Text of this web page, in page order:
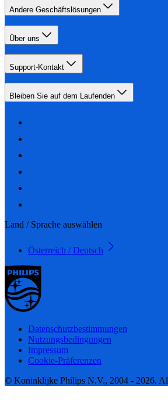
Andere Geschäftslösungen
Über uns
Support-Kontakt
Bleiben Sie auf dem Laufenden
Land / Sprache auswählen
Österreich / Deutsch
Datenschutzbestimmungen
Nutzungsbedingungen
Impressum
Cookie-Präferenzen
© Koninklijke Philips N.V., 2004 - 2026.